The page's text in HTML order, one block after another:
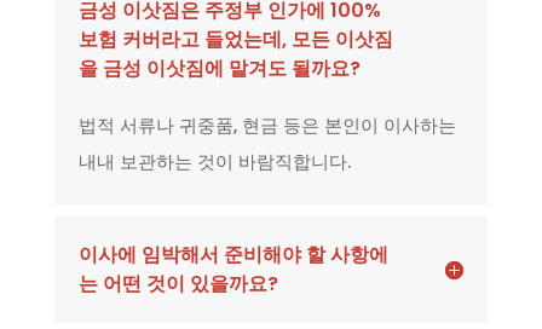
금성 이삿짐은 주정부 인가에 100%
보험 커버라고 들었는데, 모든 이삿짐
을 금성 이삿짐에 맡겨도 될까요?
법적 서류나 귀중품, 현금 등은 본인이 이사하는
내내 보관하는 것이 바람직합니다.
이사에 임박해서 준비해야 할 사항에
는 어떤 것이 있을까요?